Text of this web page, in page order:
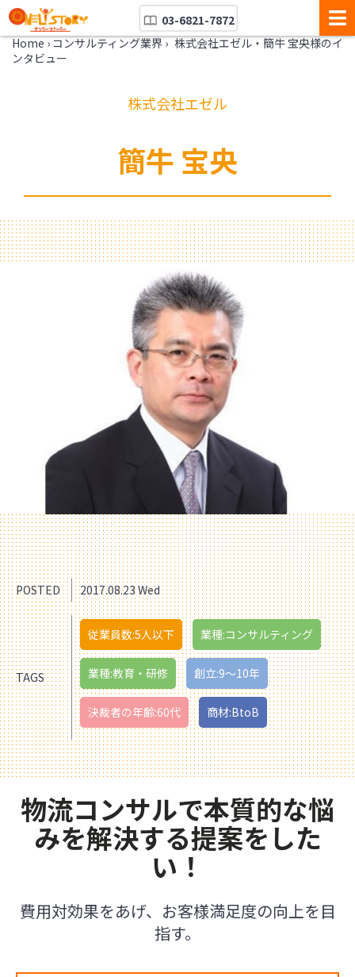
03-6821-7872
Home › コンサルティング業界 › 株式会社エゼル・簡牛 宝央様のイ
ンタビュー
株式会社エゼル
簡牛 宝央
POSTED 2017.08.23 Wed
TAGS
従業員数:5人以下 業種:コンサルティング
業種:教育・研修 創立:9〜10年
決裁者の年齢:60代 商材:BtoB
物流コンサルで本質的な悩
みを解決する提案をした
い！
費用対効果をあげ、お客様満足度の向上を目
指す。